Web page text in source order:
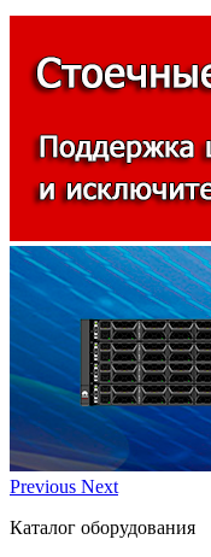
Previous Next
Каталог оборудования